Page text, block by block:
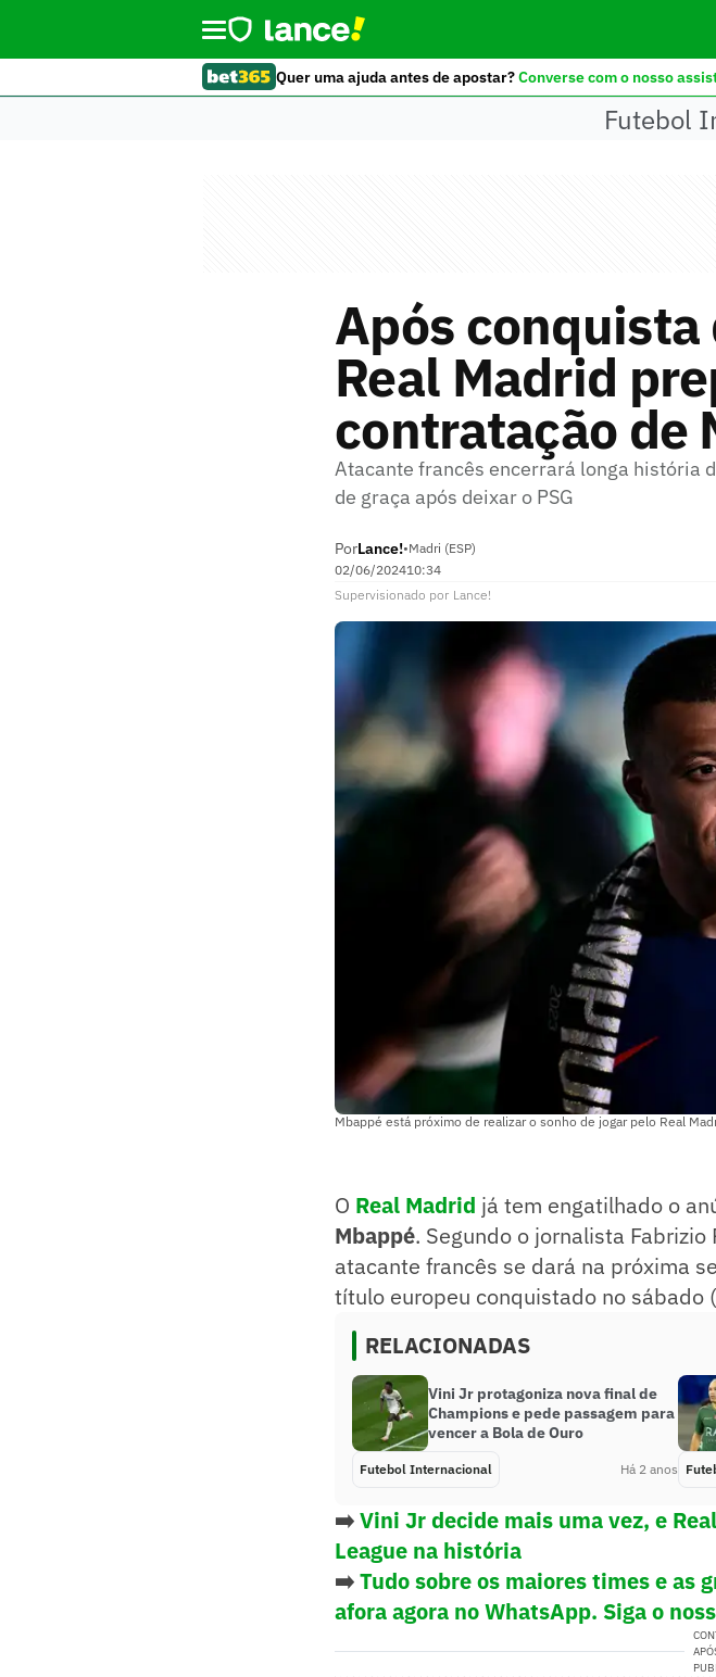
Quer uma ajuda antes de apostar?Converse com o nosso
Futebol
Após
Real Madrid
contratação de
Atacante francês encerrará longa história
de graça após deixar o PSG
PorLance!•Madri (ESP)
02/06/202410:34
Supervisionado por Lance!
Mbappé está próximo de realizar o sonho de jogar pelo Real
O Real Madrid já tem engatilhado o
Mbappé. Segundo o jornalista
atacante francês se dará na próxima
título europeu conquistado no sábado
RELACIONADAS
Vini Jr protagoniza nova final de
Champions e pede passagem para
vencer a Bola de Ouro
Futebol Internacional Há 2 anos
➡️Vini Jr decide mais uma vez, e
League na história
➡️Tudo sobre os maiores times e as
afora agora no WhatsApp. Siga o